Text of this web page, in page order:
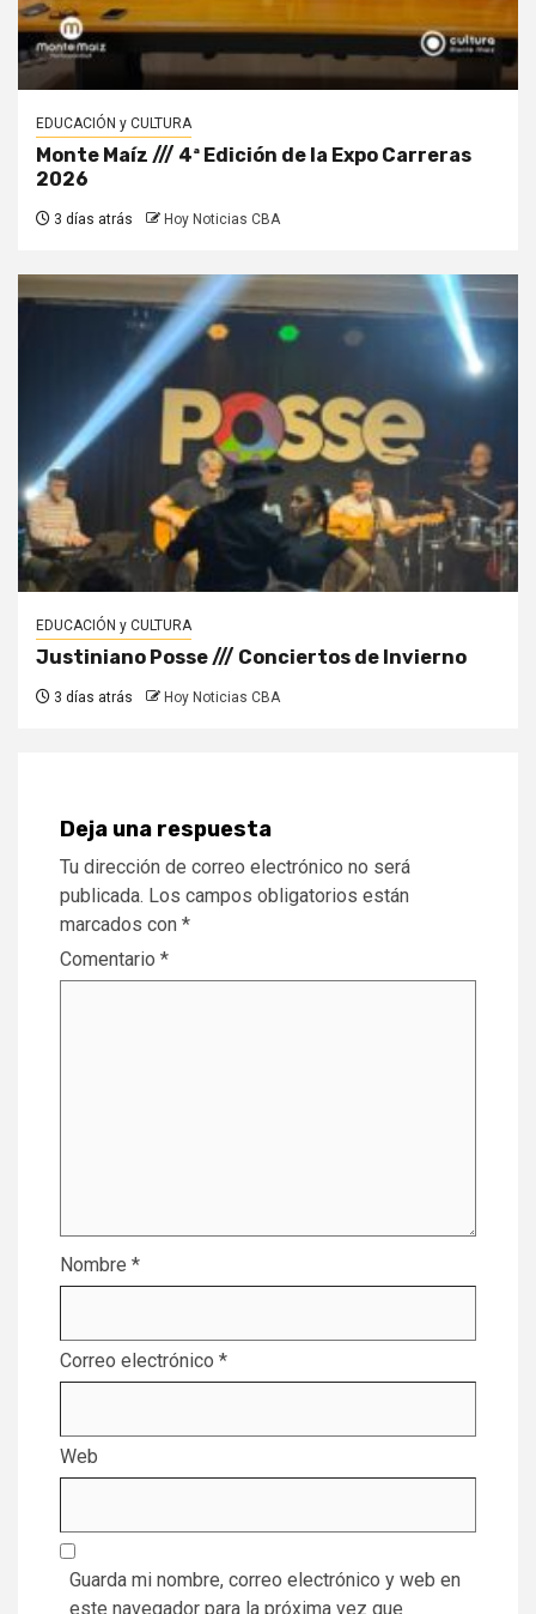
EDUCACIÓN y CULTURA
Monte Maíz /// 4ª Edición de la Expo Carreras
2026
3 días atrás Hoy Noticias CBA
EDUCACIÓN y CULTURA
Justiniano Posse /// Conciertos de Invierno
3 días atrás Hoy Noticias CBA
Deja una respuesta
Tu dirección de correo electrónico no será
publicada. Los campos obligatorios están
marcados con *
Comentario *
Nombre *
Correo electrónico *
Web
Guarda mi nombre, correo electrónico y web en
este navegador para la próxima vez que